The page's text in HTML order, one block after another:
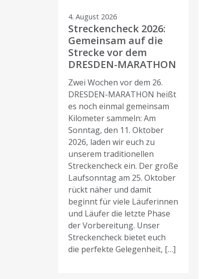
4. August 2026
Streckencheck 2026:
Gemeinsam auf die
Strecke vor dem
DRESDEN-MARATHON
Zwei Wochen vor dem 26.
DRESDEN-MARATHON heißt
es noch einmal gemeinsam
Kilometer sammeln: Am
Sonntag, den 11. Oktober
2026, laden wir euch zu
unserem traditionellen
Streckencheck ein. Der große
Laufsonntag am 25. Oktober
rückt näher und damit
beginnt für viele Läuferinnen
und Läufer die letzte Phase
der Vorbereitung. Unser
Streckencheck bietet euch
die perfekte Gelegenheit, […]